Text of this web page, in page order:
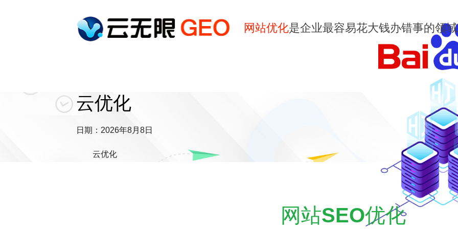
网站优化是企业最容易花大钱办错事的领域
云优化
日期：2026年8月8日
云优化
网站SEO优化